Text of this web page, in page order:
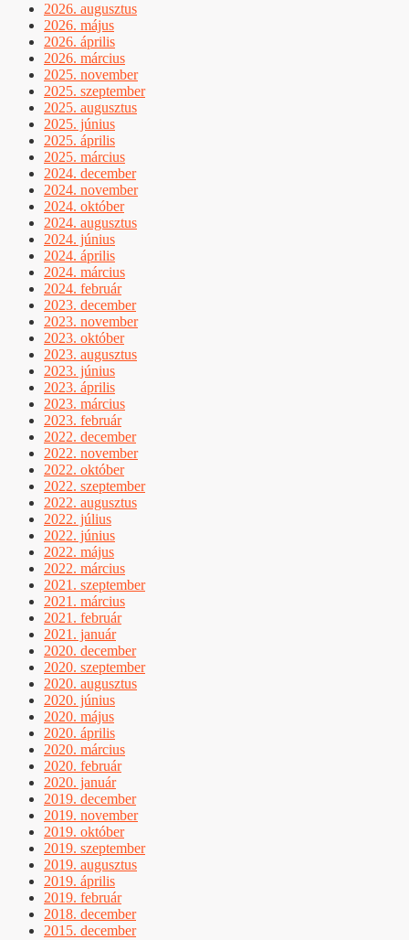
2026. augusztus
2026. május
2026. április
2026. március
2025. november
2025. szeptember
2025. augusztus
2025. június
2025. április
2025. március
2024. december
2024. november
2024. október
2024. augusztus
2024. június
2024. április
2024. március
2024. február
2023. december
2023. november
2023. október
2023. augusztus
2023. június
2023. április
2023. március
2023. február
2022. december
2022. november
2022. október
2022. szeptember
2022. augusztus
2022. július
2022. június
2022. május
2022. március
2021. szeptember
2021. március
2021. február
2021. január
2020. december
2020. szeptember
2020. augusztus
2020. június
2020. május
2020. április
2020. március
2020. február
2020. január
2019. december
2019. november
2019. október
2019. szeptember
2019. augusztus
2019. április
2019. február
2018. december
2015. december